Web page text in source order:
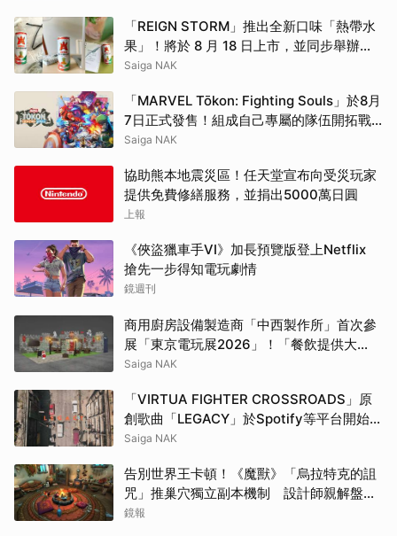
「REIGN STORM」推出全新口味「熱帶水
果」！將於 8 月 18 日上市，並同步舉辦上
市紀念贈獎活動
Saiga NAK
「MARVEL Tōkon: Fighting Souls」於8月
7日正式發售！組成自己專屬的隊伍開拓戰
略吧
Saiga NAK
協助熊本地震災區！任天堂宣布向受災玩家
提供免費修繕服務，並捐出5000萬日圓
上報
《俠盜獵車手VI》加長預覽版登上Netflix
搶先一步得知電玩劇情
鏡週刊
商用廚房設備製造商「中西製作所」首次參
展「東京電玩展2026」！「餐飲提供大
師！」重製版與另類實境遊戲「CAREER
Saiga NAK
「VIRTUA FIGHTER CROSSROADS」原
創歌曲「LEGACY」於Spotify等平台開始配
信！搶先體驗世界觀
Saiga NAK
告別世界王卡頓！《魔獸》「烏拉特克的詛
咒」推巢穴獨立副本機制 設計師親解盤蛇
島新玩法
鏡報